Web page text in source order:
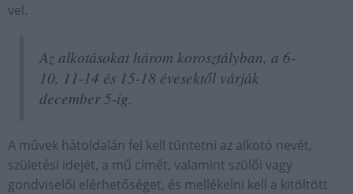
vel.
Az alkotásokat három korosztályban, a 6-
10, 11-14 és 15-18 évesektől várják
december 5-ig.
A művek hátoldalán fel kell tüntetni az alkotó nevét,
születési idejét, a mű címét, valamint szülői vagy
gondviselői elérhetőséget, és mellékelni kell a kitöltött